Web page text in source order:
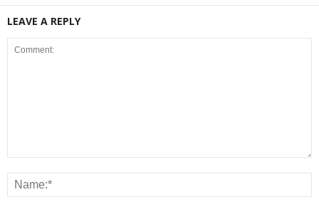
LEAVE A REPLY